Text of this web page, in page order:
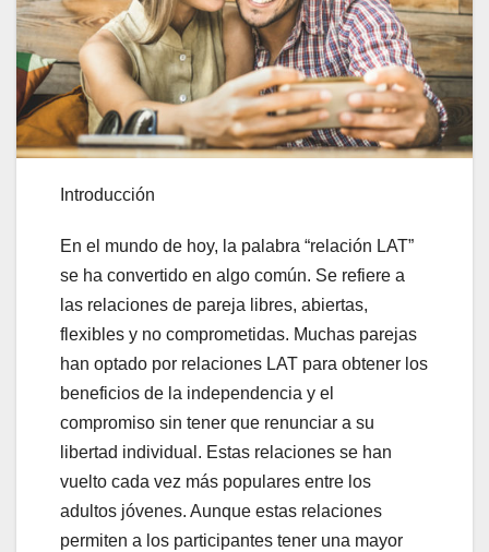
Introducción
En el mundo de hoy, la palabra “relación LAT”
se ha convertido en algo común. Se refiere a
las relaciones de pareja libres, abiertas,
flexibles y no comprometidas. Muchas parejas
han optado por relaciones LAT para obtener los
beneficios de la independencia y el
compromiso sin tener que renunciar a su
libertad individual. Estas relaciones se han
vuelto cada vez más populares entre los
adultos jóvenes. Aunque estas relaciones
permiten a los participantes tener una mayor